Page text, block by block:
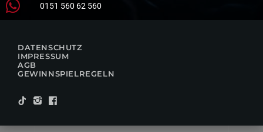
0151 560 62 560
DATENSCHUTZ
IMPRESSUM
AGB
GEWINNSPIELREGELN